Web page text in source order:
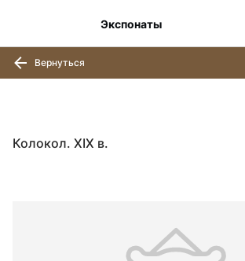
Экспонаты
Вернуться
Колокол. XIX в.